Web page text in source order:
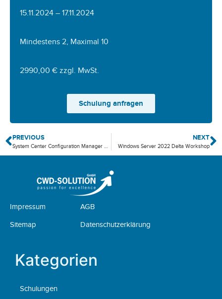
15.11.2024 – 17.11.2024
Mindestens 2, Maximal 10
2990,00 € zzgl. MwSt.
Schulung anfragen
PREVIOUS
System Center Configuration Manager Current Branch
NEXT
Windows Server 2022 Delta Workshop
Impressum
Sitemap
AGB
Datenschutzerklärung
Kategorien
Schulungen